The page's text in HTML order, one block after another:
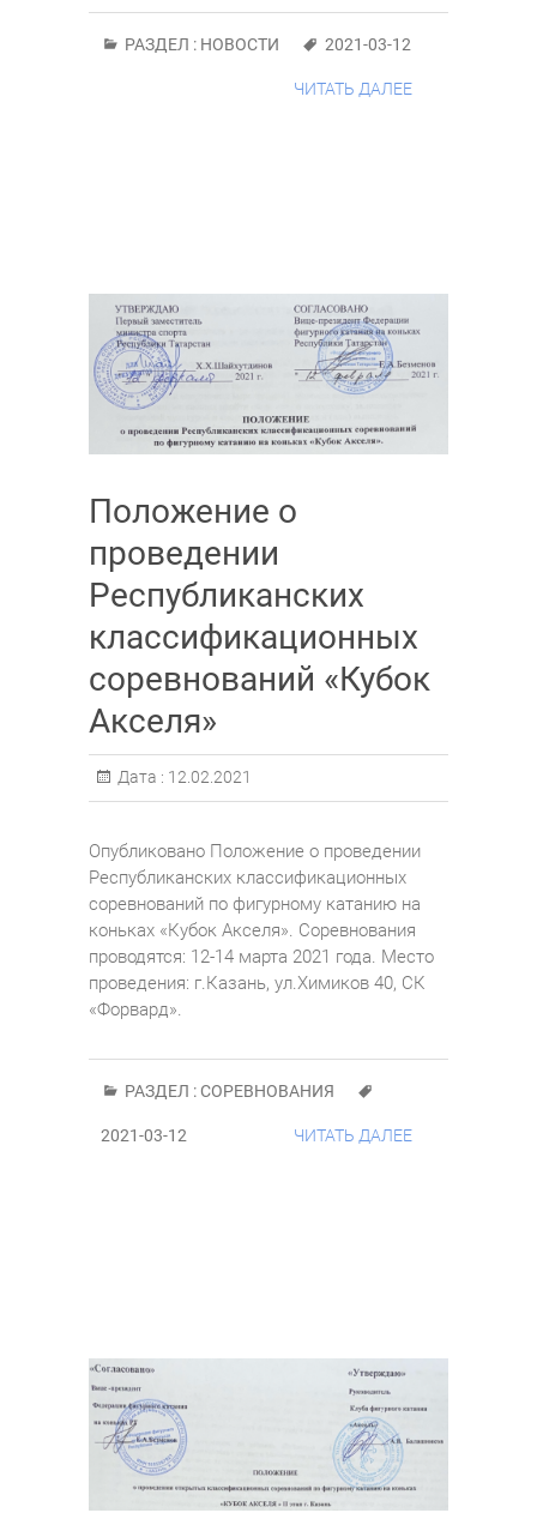
РАЗДЕЛ : НОВОСТИ 2021-03-12
ЧИТАТЬ ДАЛЕЕ
Положение о
проведении
Республиканских
классификационных
соревнований «Кубок
Акселя»
Дата : 12.02.2021
Опубликовано Положение о проведении
Республиканских классификационных
соревнований по фигурному катанию на
коньках «Кубок Акселя». Соревнования
проводятся: 12-14 марта 2021 года. Место
проведения: г.Казань, ул.Химиков 40, СК
«Форвард».
РАЗДЕЛ :СОРЕВНОВАНИЯ
2021-03-12 ЧИТАТЬ ДАЛЕЕ